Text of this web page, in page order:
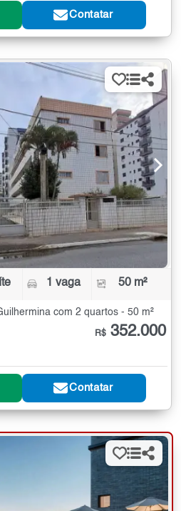
Contatar
1 vaga 50 m²
com 2 quartos - 50 m²
R$ 352.000
Contatar